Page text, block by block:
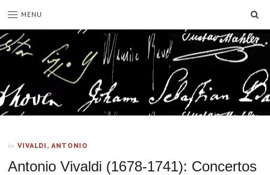
MENU
In VIVALDI, ANTONIO
Antonio Vivaldi (1678-1741): Concertos